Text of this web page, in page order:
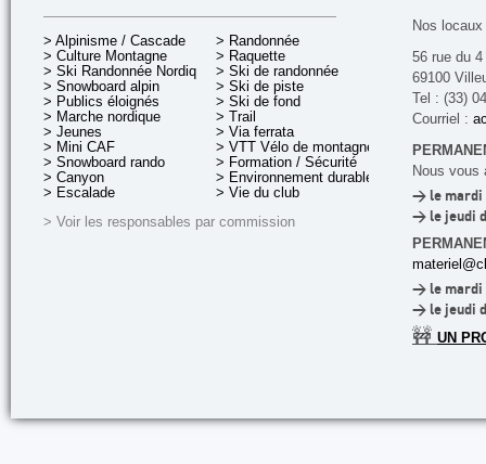
> Alpinisme / Cascade
> Culture Montagne
> Ski Randonnée Nordique
> Snowboard alpin
> Publics éloignés
> Marche nordique
> Jeunes
> Mini CAF
> Snowboard rando
> Canyon
> Escalade
> Randonnée
> Raquette
> Ski de randonnée
> Ski de piste
> Ski de fond
> Trail
> Via ferrata
> VTT Vélo de montagne
> Formation / Sécurité
> Environnement durable
> Vie du club
> Voir les responsables par commission
Nos
56 rue du
69100
Tel : (33)
Courriel :
Nous vous
> le mardi
> le jeudi
> le mardi
> le jeudi
🚧 UN